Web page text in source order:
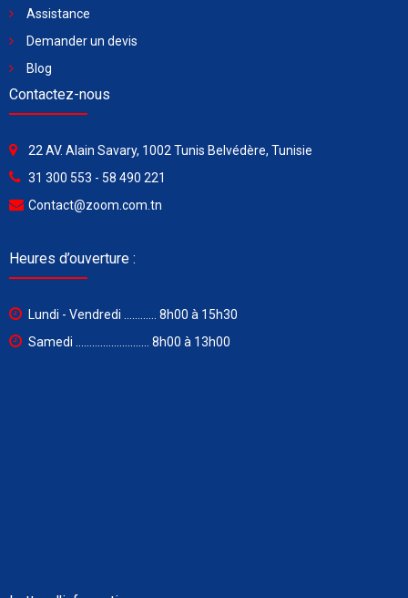
Assistance
Demander un devis
Blog
Contactez-nous
22 AV. Alain Savary, 1002 Tunis Belvédère, Tunisie
31 300 553 - 58 490 221
Contact@zoom.com.tn
Heures d’ouverture :
Lundi - Vendredi ............ 8h00 à 15h30
Samedi ........................... 8h00 à 13h00